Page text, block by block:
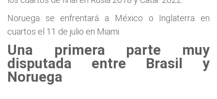
Noruega se enfrentará a México o Inglaterra en
cuartos el 11 de julio en Miami.
Una primera parte muy
disputada entre Brasil y
Noruega